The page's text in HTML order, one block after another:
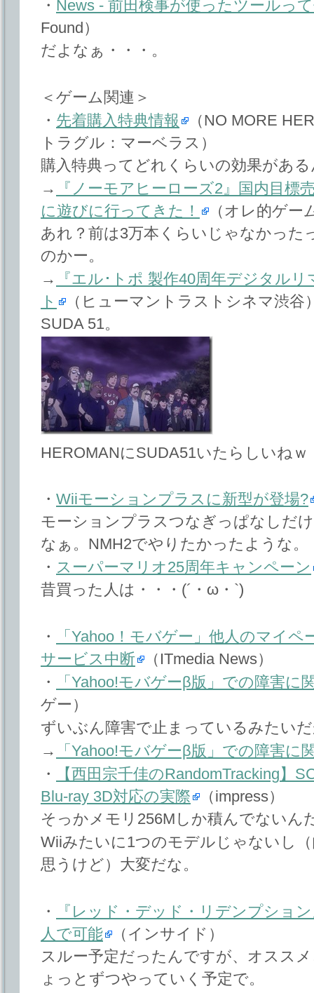
・ News - 前田検事が使ったツールっ
Found）
だよなぁ・・・。
＜ゲーム関連＞
・ 先着購入特典情報
（NO MORE
トラグル：マーベラス）
購入特典ってどれくらいの効果があ
→
『ノーモアヒーローズ2』国内目標
に遊びに行ってきた！
（オレ的ゲー
あれ？前は3万本くらいじゃなかった
のかー。
→
『エル･トポ 製作40周年デジタル
ト
（ヒューマントラストシネマ渋谷
SUDA 51。
HEROMANにSUDA51いたらしいねｗ
・ Wiiモーションプラスに新型が登場?
モーションプラスつなぎっぱなしだ
なぁ。NMH2でやりたかったような。
・ スーパーマリオ25周年キャンペーン
昔買った人は・・・(´・ω・`)
・
「Yahoo！モバゲー」他人のマイ
サービス中断
（ITmedia News）
・
「Yahoo!モバゲーβ版」での障害に
ゲー）
ずいぶん障害で止まっているみたい
→
「Yahoo!モバゲーβ版」での障害に
・
【西田宗千佳のRandomTracking】
Blu-ray 3D対応の実際
（impress）
そっかメモリ256Mしか積んでないん
Wiiみたいに1つのモデルじゃないし
思うけど）大変だな。
・
『レッド・デッド・リデンプショ
人で可能
（インサイド）
スルー予定だったんですが、オスス
ょっとずつやっていく予定で。